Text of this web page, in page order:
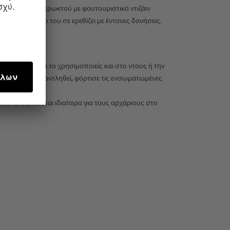
σφήνα πρωκτού με φουτουριστικό ντιζάιν
μοτέρ του σε ερεθίζει με έντονες δονήσεις.
μπορείς να το χρησιμοποιείς και στο ντους ή την
πρωκτού εξαντληθεί, φόρτισε τις ενσωματωμένες
ιδιαίτερα για τους αρχάριους στο